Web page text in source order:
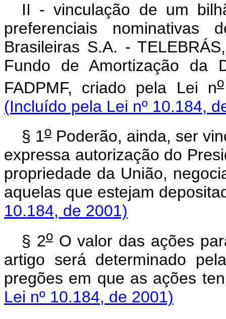
II - vinculação de um
preferenciais nominativas
Brasileiras S.A. -
Fundo de Amortização da
FADPMF, criado pela Lei no
(Incluído pela Lei nº 10.184,
§ 1o Poderão, ainda, ser
expressa autorização do
propriedade da União,
aquelas que estejam
10.184, de 2001)
§ 2oO valor das ações
artigo será determinado
pregões em que as ações
Lei nº 10.184, de 2001)